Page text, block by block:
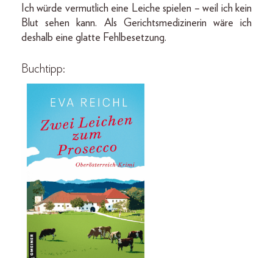
Ich würde vermutlich eine Leiche spielen – weil ich kein
Blut sehen kann. Als Gerichtsmedizinerin wäre ich
deshalb eine glatte Fehlbesetzung.
Buchtipp: